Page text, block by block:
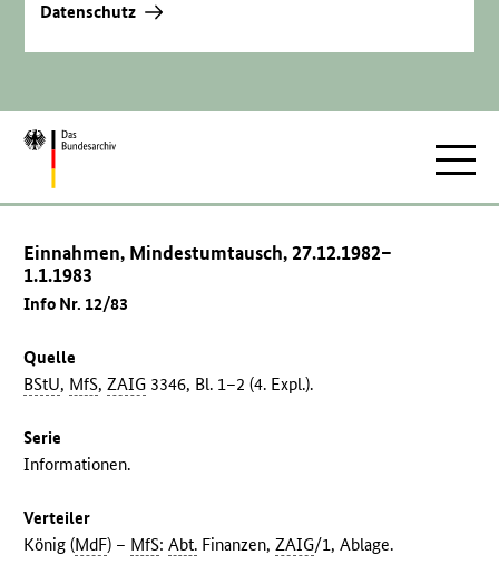
Datenschutz
Zur
Einnahmen, Mindestumtausch, 27.12.1982–
1.1.1983
Info Nr. 12/83
Quelle
BStU, MfS,ZAIG 3346, Bl. 1–2 (4. Expl.).
Serie
Informationen.
Verteiler
König (MdF) – MfS:Abt. Finanzen,ZAIG/1, Ablage.